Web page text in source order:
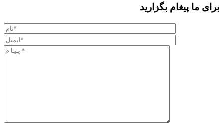
برای ما پیغام بگزارید